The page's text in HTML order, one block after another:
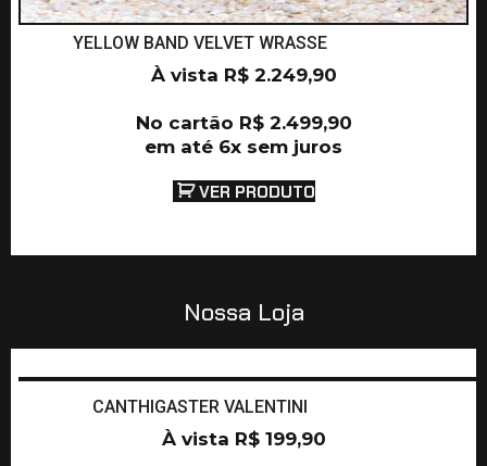
YELLOW BAND VELVET WRASSE
À vista R$2.249,90
No cartão R$2.499,90
em até 6x sem juros
VER PRODUTO
Nossa Loja
CANTHIGASTER VALENTINI
À vista R$199,90